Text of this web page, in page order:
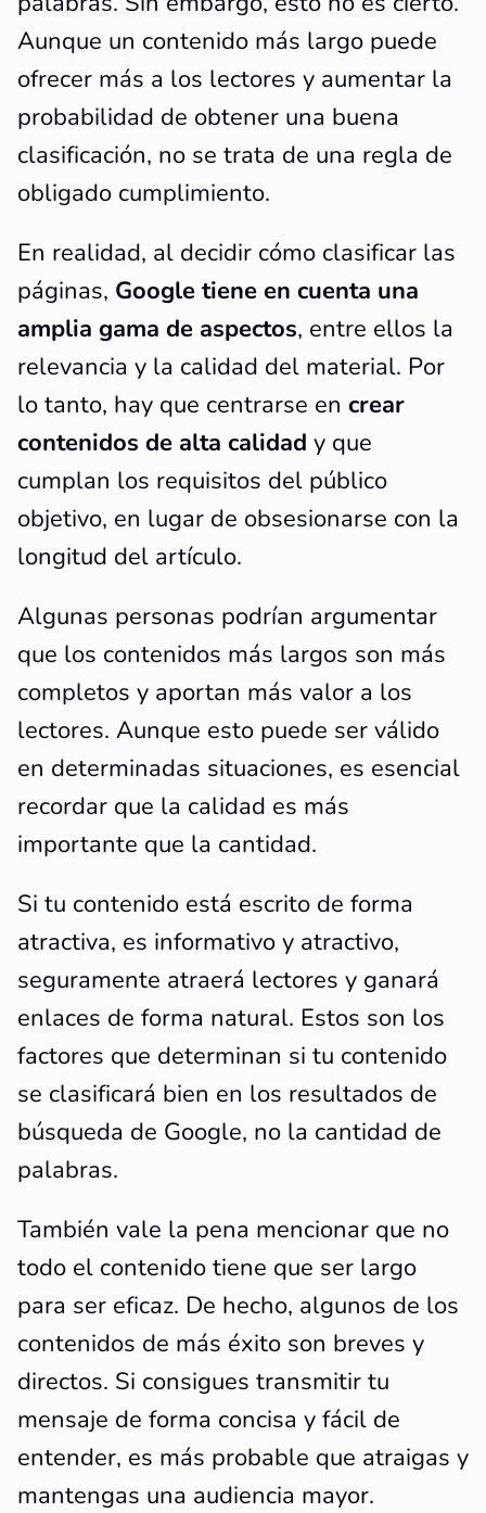
Aunque un contenido más largo puede
ofrecer más a los lectores y aumentar la
probabilidad de obtener una buena
clasificación, no se trata de una regla de
obligado cumplimiento.
En realidad, al decidir cómo clasificar las
páginas, Google tiene en cuenta una
amplia gama de aspectos, entre ellos la
relevancia y la calidad del material. Por
lo tanto, hay que centrarse en crear
contenidos de alta calidad y que
cumplan los requisitos del público
objetivo, en lugar de obsesionarse con la
longitud del artículo.
Algunas personas podrían argumentar
que los contenidos más largos son más
completos y aportan más valor a los
lectores. Aunque esto puede ser válido
en determinadas situaciones, es esencial
recordar que la calidad es más
importante que la cantidad.
Si tu contenido está escrito de forma
atractiva, es informativo y atractivo,
seguramente atraerá lectores y ganará
enlaces de forma natural. Estos son los
factores que determinan si tu contenido
se clasificará bien en los resultados de
búsqueda de Google, no la cantidad de
palabras.
También vale la pena mencionar que no
todo el contenido tiene que ser largo
para ser eficaz. De hecho, algunos de los
contenidos de más éxito son breves y
directos. Si consigues transmitir tu
mensaje de forma concisa y fácil de
entender, es más probable que atraigas y
mantengas una audiencia mayor.